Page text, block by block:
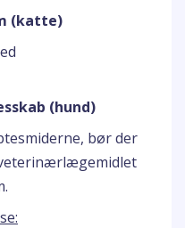
(katte)
(hund)
bør der